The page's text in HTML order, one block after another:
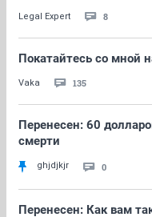
Legal Expert 8
Покатайтесь со мной
Vaka 135
Перенесен: 60
смерти
ghjdjkjr 0
Перенесен: Как вам